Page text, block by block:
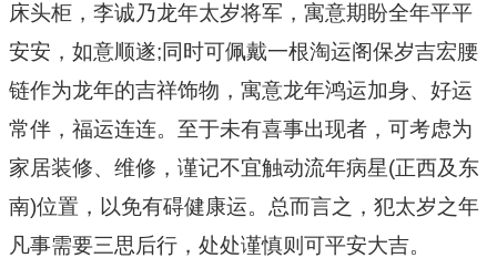
床头柜，李诚乃龙年太岁将军，寓意期盼全年平平
安安，如意顺遂;同时可佩戴一根淘运阁保岁吉宏腰
链作为龙年的吉祥饰物，寓意龙年鸿运加身、好运
常伴，福运连连。至于未有喜事出现者，可考虑为
家居装修、维修，谨记不宜触动流年病星(正西及东
南)位置，以免有碍健康运。总而言之，犯太岁之年
凡事需要三思后行，处处谨慎则可平安大吉。